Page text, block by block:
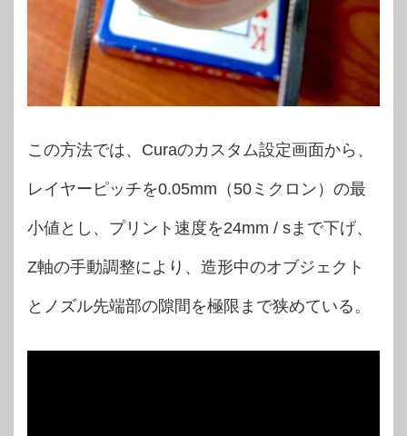
この方法では、Curaのカスタム設定画面から、
レイヤーピッチを0.05mm（50ミクロン）の最
小値とし、プリント速度を24mm / sまで下げ、
Z軸の手動調整により、造形中のオブジェクト
とノズル先端部の隙間を極限まで狭めている。